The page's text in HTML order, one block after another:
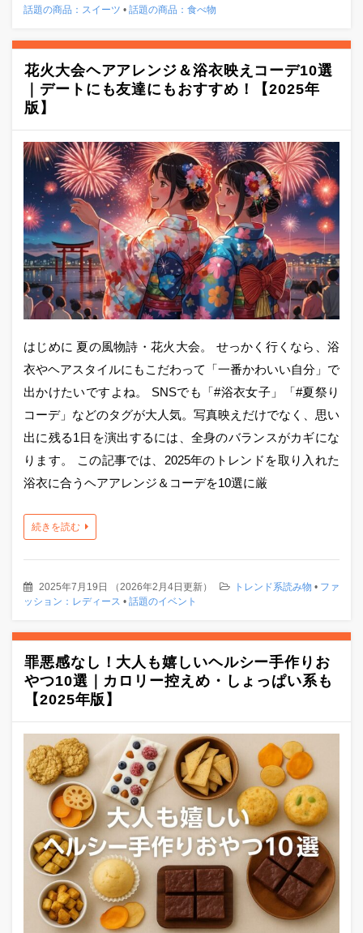
話題の商品：スイーツ • 話題の商品：食べ物
花火大会ヘアアレンジ＆浴衣映えコーデ10選
｜デートにも友達にもおすすめ！【2025年
版】
はじめに 夏の風物詩・花火大会。 せっかく行くなら、浴
衣やヘアスタイルにもこだわって「一番かわいい自分」で
出かけたいですよね。 SNSでも「#浴衣女子」「#夏祭り
コーデ」などのタグが大人気。写真映えだけでなく、思い
出に残る1日を演出するには、全身のバランスがカギにな
ります。 この記事では、2025年のトレンドを取り入れた
浴衣に合うヘアアレンジ＆コーデを10選に厳
続きを読む
2025年7月19日 （2026年2月4日更新） トレンド系読み物 • ファ
ッション：レディース • 話題のイベント
罪悪感なし！大人も嬉しいヘルシー手作りお
やつ10選｜カロリー控えめ・しょっぱい系も
【2025年版】